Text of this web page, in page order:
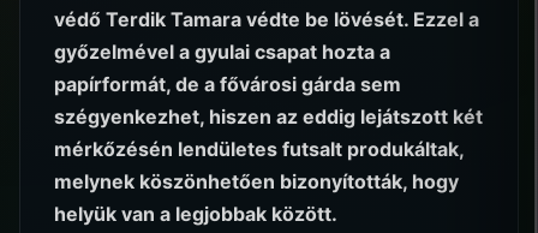
védő Terdik Tamara védte be lövését. Ezzel a
győzelmével a gyulai csapat hozta a
papírformát, de a fővárosi gárda sem
szégyenkezhet, hiszen az eddig lejátszott két
mérkőzésén lendületes futsalt produkáltak,
melynek köszönhetően bizonyították, hogy
helyük van a legjobbak között.